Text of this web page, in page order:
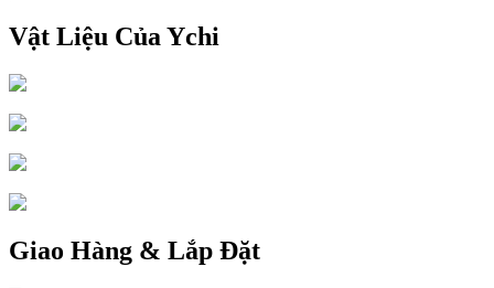
Vật Liệu Của Ychi
Giao Hàng & Lắp Đặt